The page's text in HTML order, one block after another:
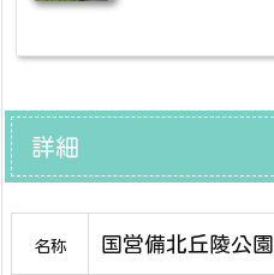
詳細
名称 国営備北丘陵公園